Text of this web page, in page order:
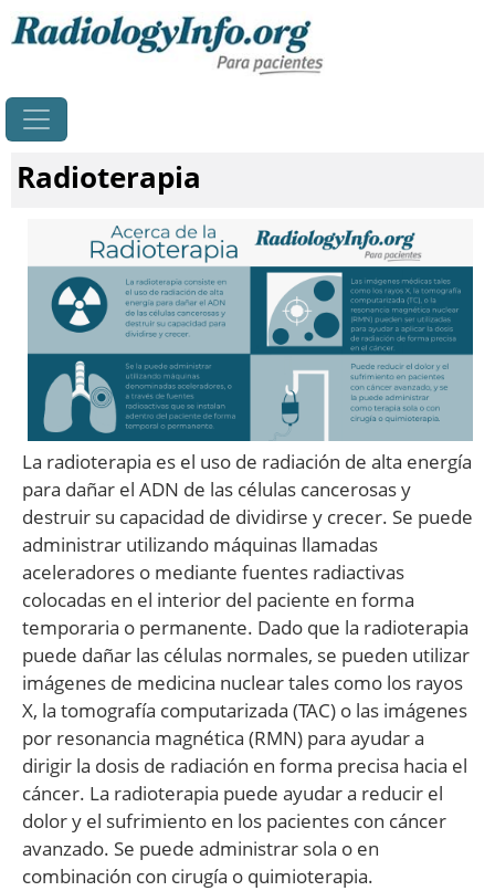
Radioterapia
La radioterapia es el uso de radiación de alta energía
para dañar el ADN de las células cancerosas y
destruir su capacidad de dividirse y crecer. Se puede
administrar utilizando máquinas llamadas
aceleradores o mediante fuentes radiactivas
colocadas en el interior del paciente en forma
temporaria o permanente. Dado que la radioterapia
puede dañar las células normales, se pueden utilizar
imágenes de medicina nuclear tales como los rayos
X, la tomografía computarizada (TAC) o las imágenes
por resonancia magnética (RMN) para ayudar a
dirigir la dosis de radiación en forma precisa hacia el
cáncer. La radioterapia puede ayudar a reducir el
dolor y el sufrimiento en los pacientes con cáncer
avanzado. Se puede administrar sola o en
combinación con cirugía o quimioterapia.